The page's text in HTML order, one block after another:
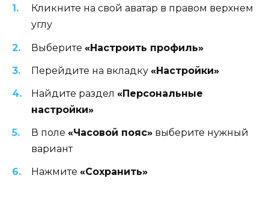
Кликните на свой аватар в правом верхнем
углу
Выберите «Настроить профиль»
Перейдите на вкладку «Настройки»
Найдите раздел «Персональные
настройки»
В поле «Часовой пояс» выберите нужный
вариант
Нажмите «Сохранить»